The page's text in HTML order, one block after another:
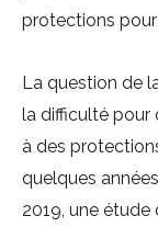
protections
La question de
la difficulté pour
à des
quelques
2019, une étude